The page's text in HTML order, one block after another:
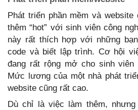
Phát triển phần mềm và
thêm “hot” với sinh viên công
này rất thích hợp với những
code và biết lập trình. Cơ hội
đang rất rộng mở cho sinh viên
Mức lương của một nhà phát
website cũng rất cao.
Dù chỉ là việc làm thêm,